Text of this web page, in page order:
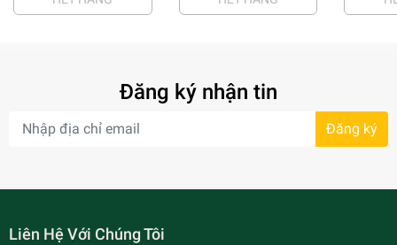
- 7%
Đăng ký nhận tin
Đăng ký
Liên Hệ Với Chúng Tôi